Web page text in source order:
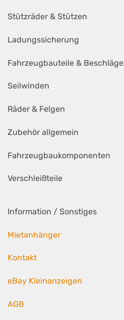
Stützräder & Stützen
Ladungssicherung
Fahrzeugbauteile & Beschläge
Seilwinden
Räder & Felgen
Zubehör allgemein
Fahrzeugbaukomponenten
Verschleißteile
Information / Sonstiges
Mietanhänger
Kontakt
eBay Kleinanzeigen
AGB